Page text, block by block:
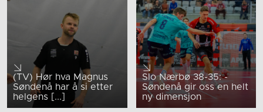
(TV) Hør hva Magnus
Søndenå har å si etter
helgens [...]
Slo Nærbø 38-35: -
Søndenå gir oss en helt
ny dimensjon